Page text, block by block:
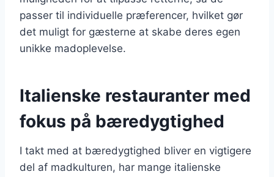
passer til individuelle præferencer, hvilket gør
det muligt for gæsterne at skabe deres egen
unikke madoplevelse.
Italienske restauranter med
fokus på bæredygtighed
I takt med at bæredygtighed bliver en vigtigere
del af madkulturen, har mange italienske